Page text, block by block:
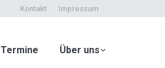
Kontakt Impressum
Termine Über uns